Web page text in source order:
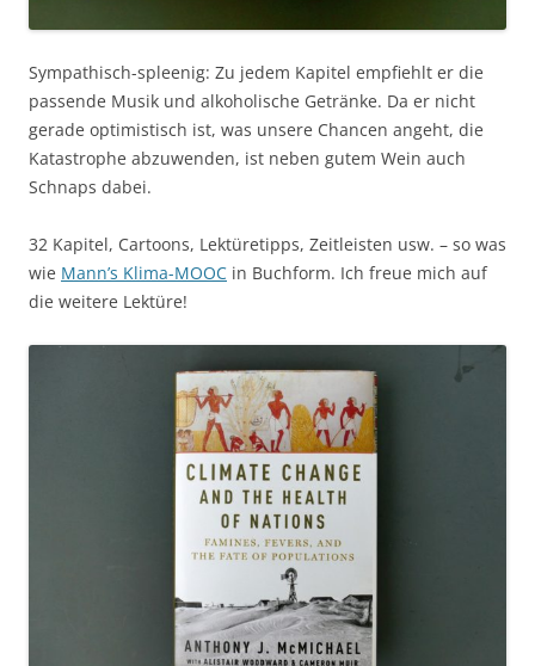
Sympathisch-spleenig: Zu jedem Kapitel empfiehlt er die
passende Musik und alkoholische Getränke. Da er nicht
gerade optimistisch ist, was unsere Chancen angeht, die
Katastrophe abzuwenden, ist neben gutem Wein auch
Schnaps dabei.
32 Kapitel, Cartoons, Lektüretipps, Zeitleisten usw. – so was
wie Mann’s Klima-MOOC in Buchform. Ich freue mich auf
die weitere Lektüre!